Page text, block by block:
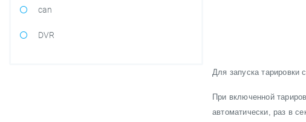
can
DVR
Для запуска тарировки
При включенной
автоматически, раз в